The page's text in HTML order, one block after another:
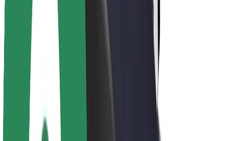
Merkrichtlijnen
Missie
Investeerdersrelaties
Merk
Media
Urban Fund
Veiligheid